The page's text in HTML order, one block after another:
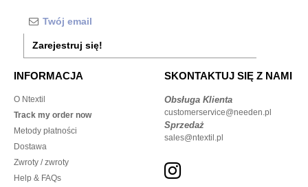
Zarejestruj się!
INFORMACJA
O Ntextil
Track my order now
Metody płatności
Dostawa
Zwroty / zwroty
Help & FAQs
SKONTAKTUJ SIĘ Z NAMI
Obsługa Klienta
customerservice@needen.pl
Sprzedaż
sales@ntextil.pl